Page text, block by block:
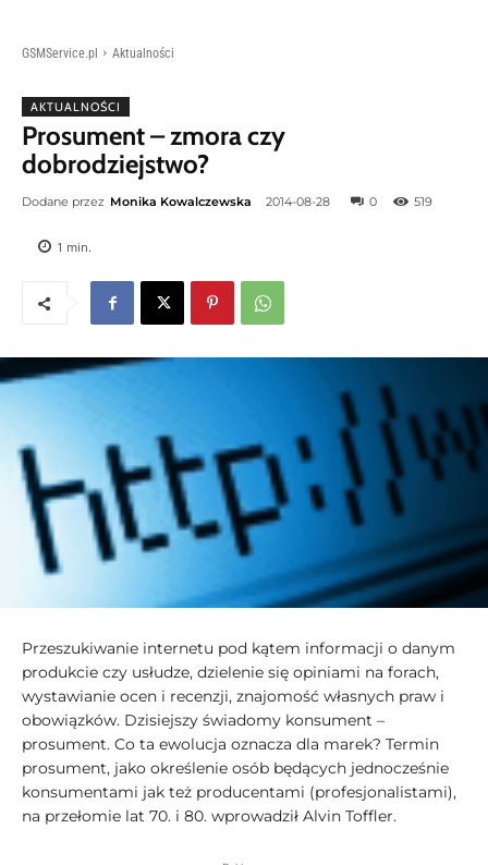
GSMService.pl Aktualności
AKTUALNOŚCI
Prosument – zmora czy
dobrodziejstwo?
Dodane przez Monika Kowalczewska 2014-08-28 0 519
1 min.
Przeszukiwanie internetu pod kątem informacji o danym
produkcie czy usłudze, dzielenie się opiniami na forach,
wystawianie ocen i recenzji, znajomość własnych praw i
obowiązków. Dzisiejszy świadomy konsument –
prosument. Co ta ewolucja oznacza dla marek? Termin
prosument, jako określenie osób będących jednocześnie
konsumentami jak też producentami (profesjonalistami),
na przełomie lat 70. i 80. wprowadził Alvin Toffler.